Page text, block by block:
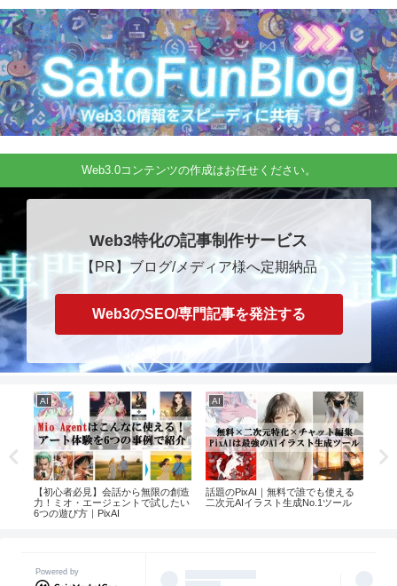
Web3.0コンテンツの作成はお任せください。
Web3特化の記事制作サービス
【PR】ブログ/メディア様へ定期納品
Web3のSEO/専門記事を発注する
AI
【初心者必見】会話から無限の創造
力！ミオ・エージェントで試したい
6つの遊び方｜PixAI
AI
話題のPixAI｜無料で誰でも使える
二次元AIイラスト生成No.1ツール
Powered by